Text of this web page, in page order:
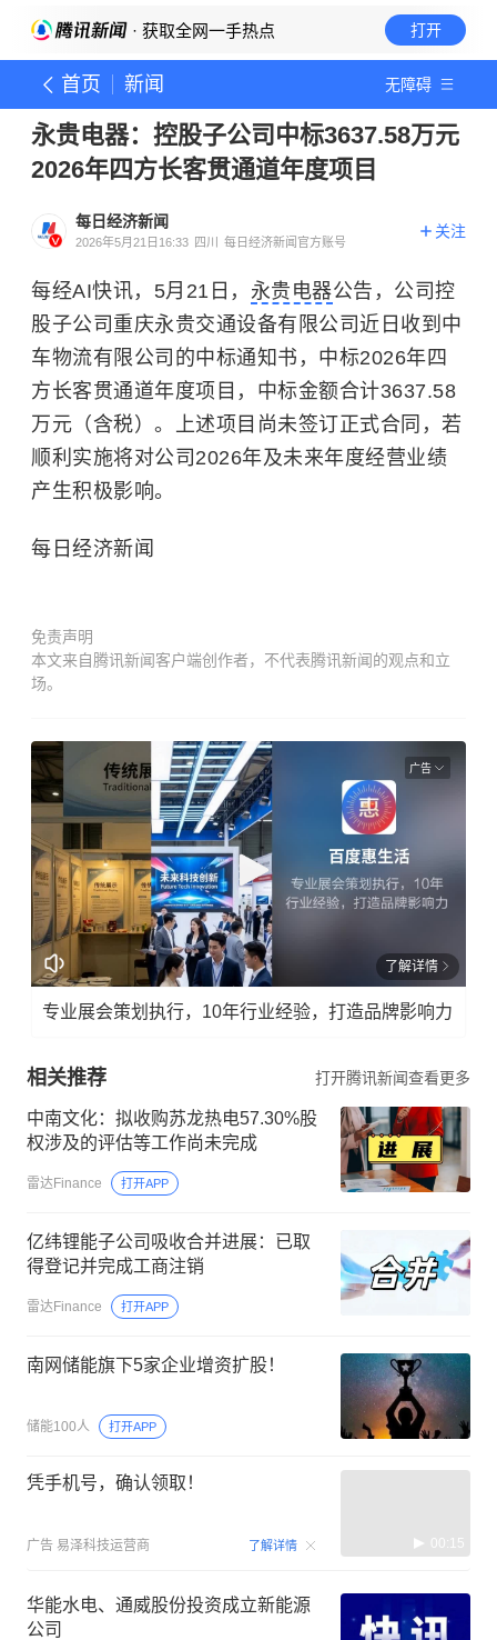
· 获取全网一手热点 打开
首页 新闻 无障碍
永贵电器：控股子公司中标3637.58万元
2026年四方长客贯通道年度项目
每日经济新闻
2026年5月21日16:33 四川 每日经济新闻官方账号
关注
每经AI快讯，5月21日， 永贵电器公告，公司控
股子公司重庆永贵交通设备有限公司近日收到中
车物流有限公司的中标通知书，中标2026年四
方长客贯通道年度项目，中标金额合计3637.58
万元（含税）。上述项目尚未签订正式合同，若
顺利实施将对公司2026年及未来年度经营业绩
产生积极影响。
每日经济新闻
免责声明
本文来自腾讯新闻客户端创作者，不代表腾讯新闻的观点和立
场。
广告
了解详情
专业展会策划执行，10年行业经验，打造品牌影响力
相关推荐 打开腾讯新闻查看更多
中南文化：拟收购苏龙热电57.30%股
权涉及的评估等工作尚未完成
雷达Finance 打开APP
亿纬锂能子公司吸收合并进展：已取
得登记并完成工商注销
雷达Finance 打开APP
南网储能旗下5家企业增资扩股！
储能100人 打开APP
凭手机号，确认领取！
广告 易泽科技运营商 了解详情 00:15
华能水电、通威股份投资成立新能源
公司